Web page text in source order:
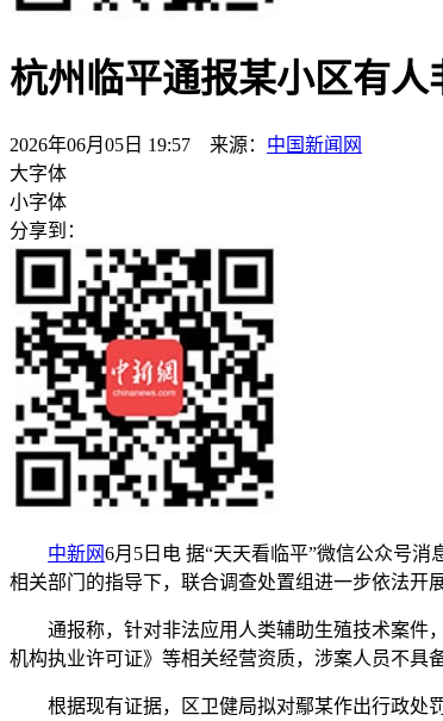
杭州临平通报某小区有
2026年06月05日 19:57 来源： 中国新闻网
大字体
小字体
分享到：
中新网6月5日电 据“天天看临平”微信公众号
相关部门的指导下，联合调查处置组进一步依法开
通报称，针对非法应用人类辅助生殖技术案件，
机构执业许可证》等相关经营资质，涉案人员不具
根据现有证据，区卫健局拟对鄢某作出行政处罚